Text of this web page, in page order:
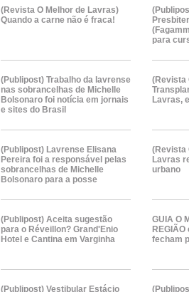
(Revista O Melhor de Lavras)
Quando a carne não é fraca!
para
(Publipost) Trabalho da lavrense
nas sobrancelhas de Michelle
Bolsonaro foi notícia em jornais
e sites do Brasil
(Revista
Lavras,
(Publipost) Lavrense Elisana
Pereira foi a responsável pelas
sobrancelhas de Michelle
Bolsonaro para a posse
(Revista
Lavras
urbano
(Publipost) Aceita sugestão
para o Réveillon? Grand'Enio
Hotel e Cantina em Varginha
GUIA O
fecham
(Publipost) Vestibular Estácio